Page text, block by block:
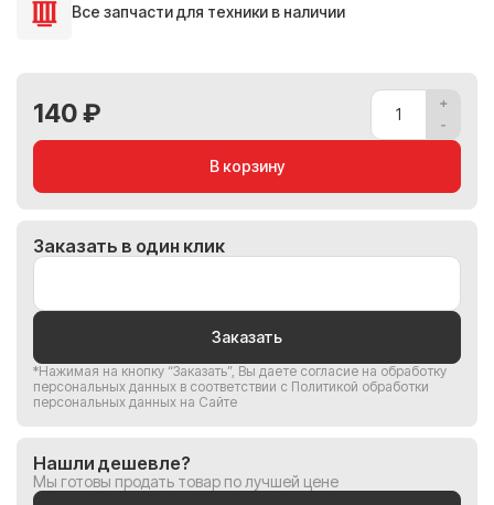
Все запчасти для техники в наличии
140 ₽
В корзину
Заказать в один клик
Заказать
*Нажимая на кнопку “Заказать”, Вы даете согласие на обработку
персональных данных в соответствии с Политикой обработки
персональных данных на Сайте
Нашли дешевле?
Мы готовы продать товар по лучшей цене